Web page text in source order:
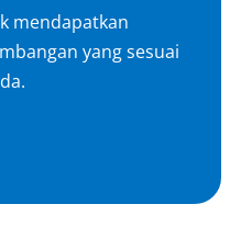
mendapatkan
yang sesuai